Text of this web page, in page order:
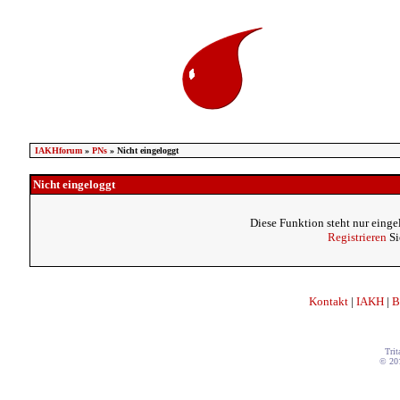
IAKHforum» PNs» Nicht eingeloggt
Nicht eingeloggt
Diese Funktion steht nur
Registrieren
Kontakt | IAKH |
©